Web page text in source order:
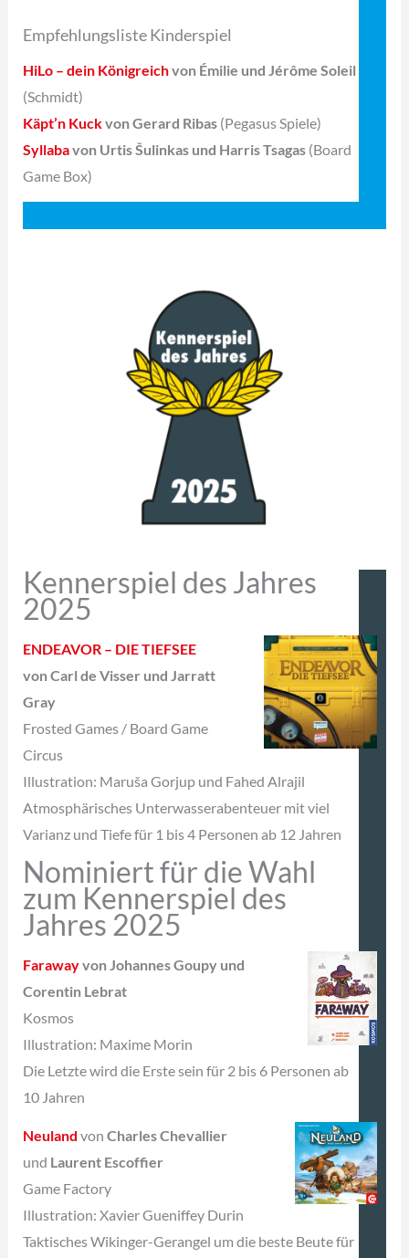
Empfehlungsliste Kinderspiel
HiLo – dein Königreichvon Émilie und Jérôme Soleil
(Schmidt)
Käpt’n Kuckvon Gerard Ribas (Pegasus Spiele)
Syllabavon Urtis Šulinkas und Harris Tsagas (Board
Game Box)
Kennerspiel des Jahres
2025
ENDEAVOR – DIE TIEFSEE
von Carl de Visser und Jarratt
Gray
Frosted Games / Board Game
Circus
Illustration: Maruša Gorjup und Fahed Alrajil
Atmosphärisches Unterwasserabenteuer mit viel
Varianz und Tiefe für 1 bis 4 Personen ab 12 Jahren
Nominiert für die Wahl
zum Kennerspiel des
Jahres 2025
Farawayvon Johannes Goupy und
Corentin Lebrat
Kosmos
Illustration: Maxime Morin
Die Letzte wird die Erste sein für 2 bis 6 Personen ab
10 Jahren
Neuland vonCharles Chevallier
und Laurent Escoffier
Game Factory
Illustration: Xavier Gueniffey Durin
Taktisches Wikinger-Gerangel um die beste Beute für